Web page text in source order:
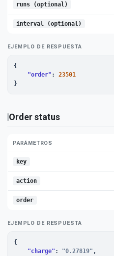
runs (optional)
interval (optional)
EJEMPLO DE RESPUESTA
{
"order" : 23501
}
Order status
PARÁMETROS
key
action
order
EJEMPLO DE RESPUESTA
{
"charge" : "0.27819" ,